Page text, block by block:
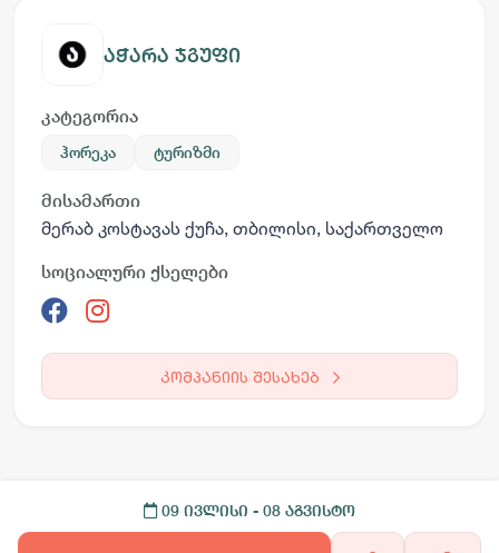
აჭარა ჯგუფი
კატეგორია
ჰორეკა ტურიზმი
მისამართი
მერაბ კოსტავას ქუჩა, თბილისი, საქართველო
სოციალური ქსელები
კომპანიის შესახებ
09 ივლისი - 08 აგვისტო